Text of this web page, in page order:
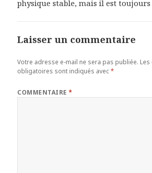
physique stable, mais il est toujours
Laisser un commentaire
Votre adresse e-mail ne sera pas publiée. Les
obligatoires sont indiqués avec*
COMMENTAIRE*